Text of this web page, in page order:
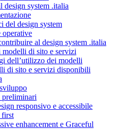
design system .italia
del design system
operative
al design system .italia
modelli di sito e servizi
dell’utilizzo dei modelli
di sito e servizi disponibili
responsivo e accessibile
first
enhancement e Graceful